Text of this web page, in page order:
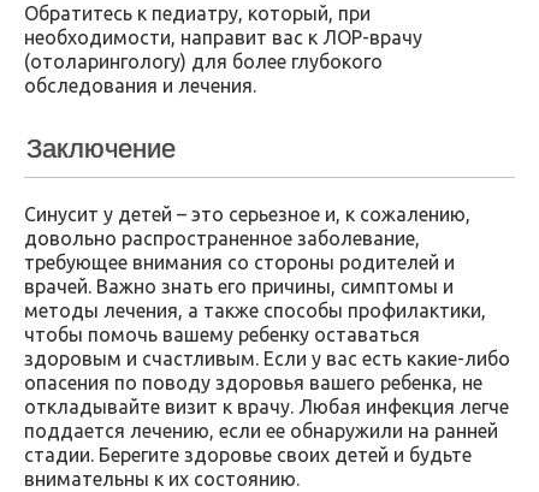
Обратитесь к педиатру, который, при
необходимости, направит вас к ЛОР-врачу
(отоларингологу) для более глубокого
обследования и лечения.
Заключение
Синусит у детей – это серьезное и, к сожалению,
довольно распространенное заболевание,
требующее внимания со стороны родителей и
врачей. Важно знать его причины, симптомы и
методы лечения, а также способы профилактики,
чтобы помочь вашему ребенку оставаться
здоровым и счастливым. Если у вас есть какие-либо
опасения по поводу здоровья вашего ребенка, не
откладывайте визит к врачу. Любая инфекция легче
поддается лечению, если ее обнаружили на ранней
стадии. Берегите здоровье своих детей и будьте
внимательны к их состоянию.